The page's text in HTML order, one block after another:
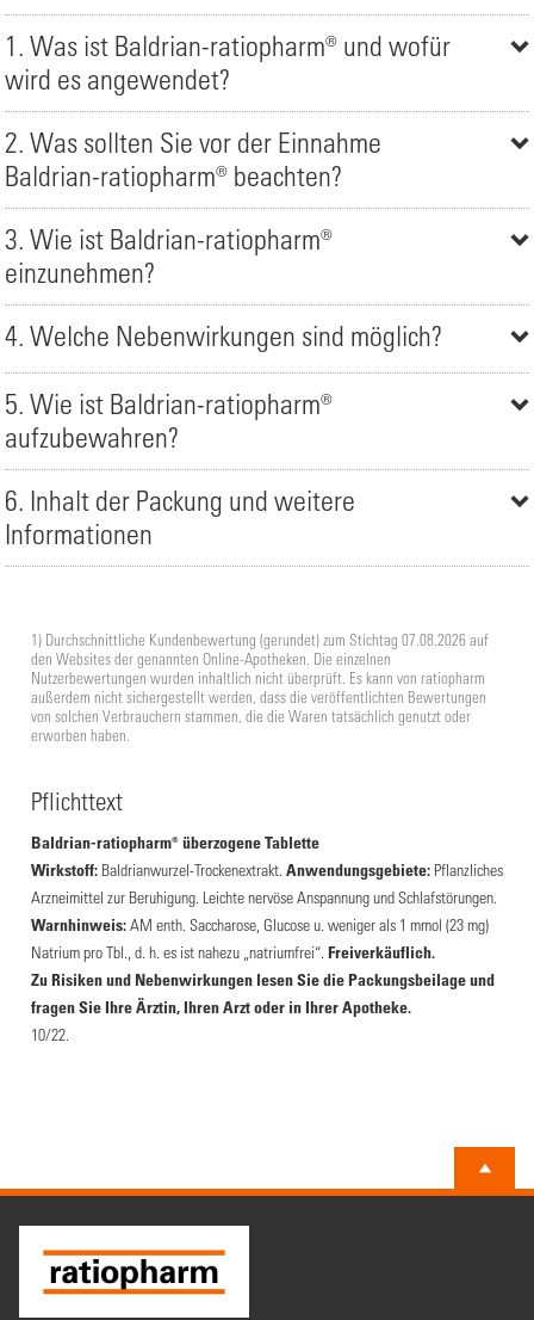
1. Was ist Baldrian-ratiopharm® und wofür
wird es angewendet?
2. Was sollten Sie vor der Einnahme
Baldrian-ratiopharm® beachten?
3. Wie ist Baldrian-ratiopharm®
einzunehmen?
4. Welche Nebenwirkungen sind möglich?
5. Wie ist Baldrian-ratiopharm®
aufzubewahren?
6. Inhalt der Packung und weitere
Informationen
1) Durchschnittliche Kundenbewertung (gerundet) zum Stichtag 07.08.2026 auf
den Websites der genannten Online-Apotheken. Die einzelnen
Nutzerbewertungen wurden inhaltlich nicht überprüft. Es kann von ratiopharm
außerdem nicht sichergestellt werden, dass die veröffentlichten Bewertungen
von solchen Verbrauchern stammen, die die Waren tatsächlich genutzt oder
erworben haben.
Pflichttext
Baldrian-ratiopharm® überzogene Tablette
Wirkstoff: Baldrianwurzel-Trockenextrakt. Anwendungsgebiete: Pflanzliches
Arzneimittel zur Beruhigung. Leichte nervöse Anspannung und Schlafstörungen.
Warnhinweis:AM enth. Saccharose, Glucose u. weniger als 1 mmol (23 mg)
Natrium pro Tbl., d. h. es ist nahezu „natriumfrei“. Freiverkäuflich.
Zu Risiken und Nebenwirkungen lesen Sie die Packungsbeilage und
fragen Sie Ihre Ärztin, Ihren Arzt oder in Ihrer Apotheke.
10/22.